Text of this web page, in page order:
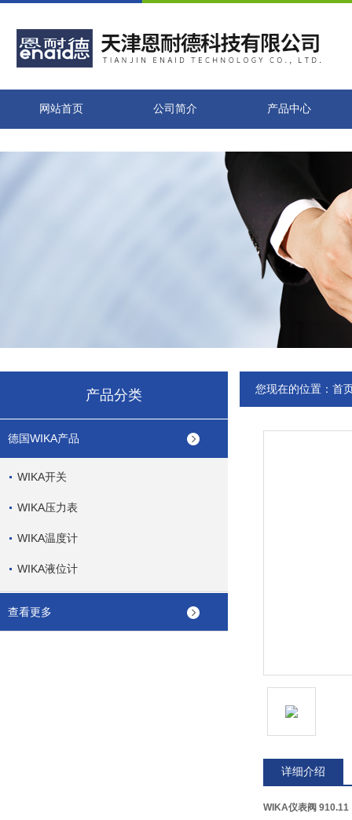
网站首页 公司简介 产品中心
产品分类
德国WIKA产品
WIKA开关
WIKA压力表
WIKA温度计
WIKA液位计
查看更多
您现在的位置： 首
详细介绍
WIKA仪表阀 910.11